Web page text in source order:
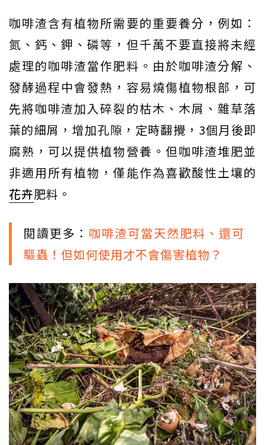
咖啡渣含有植物所需要的重要養分，例如：
氮、鈣、鉀、磷等，但千萬不要直接將未經
處理的咖啡渣當作肥料。由於咖啡渣分解、
發酵過程中會發熱，容易燒傷植物根部，可
先將咖啡渣加入碎裂的枯木、木屑、雜草落
葉的細屑，增加孔隙，定時翻攪，3個月後即
腐熟，可以提供植物營養。但咖啡渣堆肥並
非適用所有植物，僅能作為喜歡酸性土壤的
花卉肥料。
閱讀更多： 咖啡渣可當天然肥料、還可
驅蟲！但如何使用才不會傷害植物？